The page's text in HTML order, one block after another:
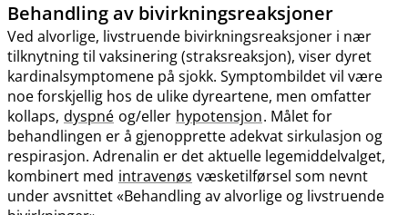
Behandling av bivirkningsreaksjoner
Ved alvorlige, livstruende bivirkningsreaksjoner i nær
tilknytning til vaksinering (straksreaksjon), viser dyret
kardinalsymptomene på sjokk. Symptombildet vil være
noe forskjellig hos de ulike dyreartene, men omfatter
kollaps, dyspné og​/​eller hypotensjon. Målet for
behandlingen er å gjenopprette adekvat sirkulasjon og
respirasjon. Adrenalin er det aktuelle legemiddelvalget,
kombinert med intravenøs væsketilførsel som nevnt
under avsnittet «Behandling av alvorlige og livstruende